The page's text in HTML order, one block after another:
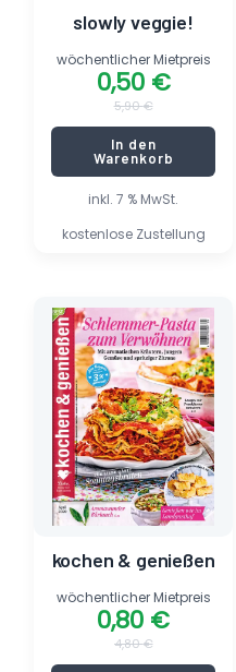
inkl. 7 % MwSt.
kostenlose Zustellung
slowly veggie!
5,90€
0,50 €
wöchentlicher Mietpreis
In den
Warenkorb
kochen & genießen
4,80€
Ursprünglicher
Preis
war:
4,80 €
0,80 €
Aktueller
Preis
ist:
0,80 €.
wöchentlicher Mietpreis